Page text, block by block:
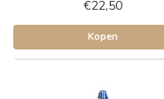
€22,50
Kopen